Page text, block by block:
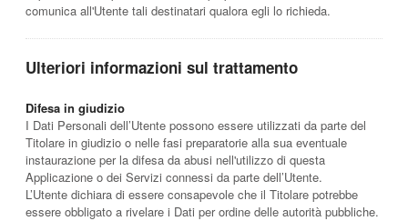
comunica all'Utente tali destinatari qualora egli lo richieda.
Ulteriori informazioni sul trattamento
Difesa in giudizio
I Dati Personali dell’Utente possono essere utilizzati da parte del
Titolare in giudizio o nelle fasi preparatorie alla sua eventuale
instaurazione per la difesa da abusi nell'utilizzo di questa
Applicazione o dei Servizi connessi da parte dell’Utente.
L’Utente dichiara di essere consapevole che il Titolare potrebbe
essere obbligato a rivelare i Dati per ordine delle autorità pubbliche.